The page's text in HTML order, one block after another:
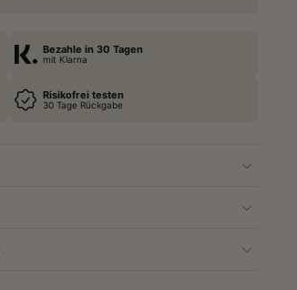
Bezahle in 30 Tagen
mit Klarna
Risikofrei testen
30 Tage Rückgabe